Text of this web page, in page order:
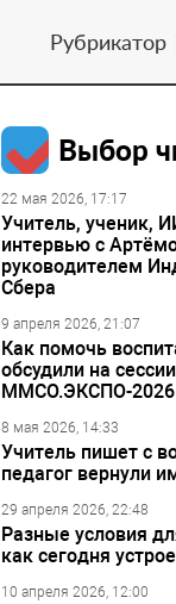
Рубрикатор
Выбор
22 мая 2026, 17:17
Учитель, ученик,
интервью с
руководителем
Сбера
9 апреля 2026, 21:07
Как помочь
обсудили на
ММСО.ЭКСПО-2026
8 мая 2026, 14:33
Учитель пишет с
педагог вернули
29 апреля 2026, 22:48
Разные условия
как сегодня
10 апреля 2026, 12:00